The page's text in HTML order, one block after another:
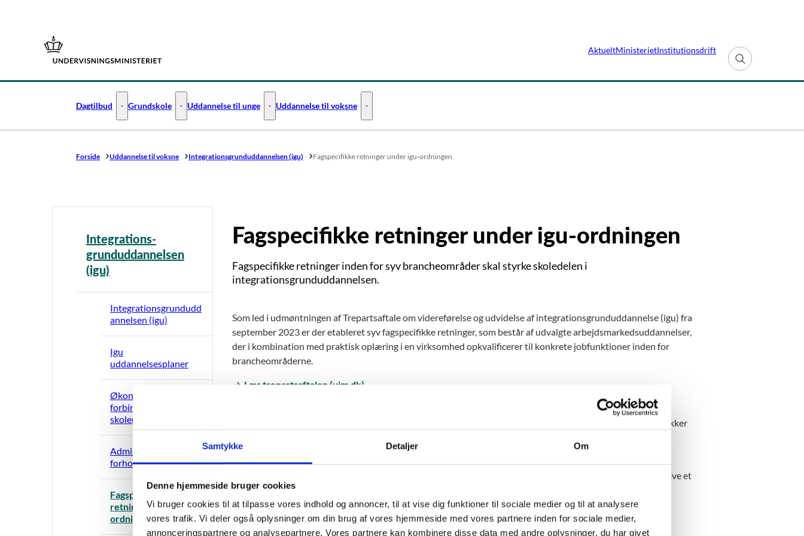
Samtykke Detaljer Om
Denne hjemmeside bruger cookies
Vi bruger cookies til at tilpasse vores indhold og annoncer, til at vise dig funktioner til sociale medier og til at analysere
vores trafik. Vi deler også oplysninger om din brug af vores hjemmeside med vores partnere inden for sociale medier,
annonceringspartnere og analysepartnere. Vores partnere kan kombinere disse data med andre oplysninger, du har givet
Gå til forsiden
AktueltMinisterietInstitutionsdrift
Fold søgefelt ud
Dagtilbud Dagtilbud - Flere links
Grundskole Grundskole - Flere links
Uddannelse til unge Uddannelse til unge - Flere links
Uddannelse til voksne Uddannelse til voksne - Flere links
Forside Uddannelse til voksne Integrations­grunduddannelsen (igu) Fagspecifikke retninger under igu-ordningen
Integrations­
grunduddannelsen
(igu)
Integrationsgrundudd
annelsen (igu)
Igu
uddannelsesplaner
Økonomi på igu i
forbindelse med
skoleundervisningen
Administration i
forhold til AMU i igu
Fagspecifikke
retninger under igu-
ordningen
Fagspecifikke retninger under igu-ordningen
Fagspecifikke retninger inden for syv brancheområder skal styrke skoledelen i
integrationsgrunduddannelsen.
Som led i udmøntningen af Trepartsaftale om videreførelse og udvidelse af integrationsgrunduddannelse (igu) fra
september 2023 er der etableret syv fagspecifikke retninger, som består af udvalgte arbejdsmarkedsuddannelser,
der i kombination med praktisk oplæring i en virksomhed opkvalificerer til konkrete jobfunktioner inden for
brancheområderne.
Læs trepartsaftalen (uim.dk)
Fagretningerne er udviklet af efteruddannelsesudvalgene og kan udbydes af alle AMU-udbydere, som er
godkendt til at udbyde de arbejdsmarkedsuddannelser, der indgår i fagretningerne. De fagrettede kursuspakker
danskundervisning på et sprogcenter.
Med henblik på at understøtte udbuddet af de fagspecifikke retninger er 12 AMU-udbydere udvalgt til at have et
særligt ansvar for at udbyde forløb under de fagspecifikke retninger i perioden 2025 til 2027.
Læs mere om de fagspecifikke retninger (voksenuddannelse.dk)